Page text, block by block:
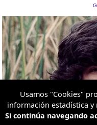
Usamos "Cookies"
información estadística
Si continúa navegando